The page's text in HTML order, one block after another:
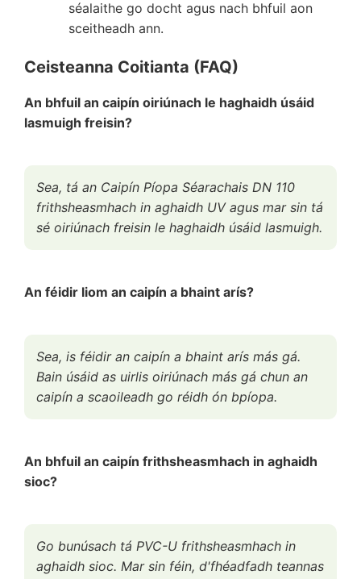
séalaithe go docht agus nach bhfuil aon
sceitheadh ann.
Ceisteanna Coitianta (FAQ)
An bhfuil an caipín oiriúnach le haghaidh úsáid
lasmuigh freisin?
Sea, tá an Caipín Píopa Séarachais DN 110
frithsheasmhach in aghaidh UV agus mar sin tá
sé oiriúnach freisin le haghaidh úsáid lasmuigh.
An féidir liom an caipín a bhaint arís?
Sea, is féidir an caipín a bhaint arís más gá.
Bain úsáid as uirlis oiriúnach más gá chun an
caipín a scaoileadh go réidh ón bpíopa.
An bhfuil an caipín frithsheasmhach in aghaidh
sioc?
Go bunúsach tá PVC-U frithsheasmhach in
aghaidh sioc. Mar sin féin, d'fhéadfadh teannas